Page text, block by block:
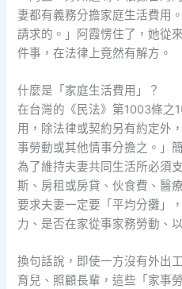
妻都有義務分擔家庭生活費用
請求的。」阿霞愣住了，她從
件事，在法律上竟然有解方。
什麼是「家庭生活費用」？
在台灣的《民法》第1003條之
用，除法律或契約另有約定外
事勞動或其他情事分擔之。」
為了維持夫妻共同生活所必須
斯、房租或房貸、伙食費、醫
要求夫妻一定要「平均分攤」
力、是否在家從事家務勞動、
換句話說，即使一方沒有外出
育兒、照顧長輩，這些「家事